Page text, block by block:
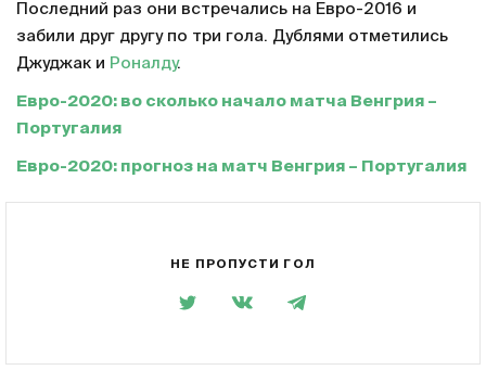
Последний раз они встречались на Евро-2016 и
забили друг другу по три гола. Дублями отметились
Джуджак и Роналду.
Евро-2020: во сколько начало матча Венгрия –
Португалия
Евро-2020: прогноз на матч Венгрия – Португалия
НЕ ПРОПУСТИ ГОЛ